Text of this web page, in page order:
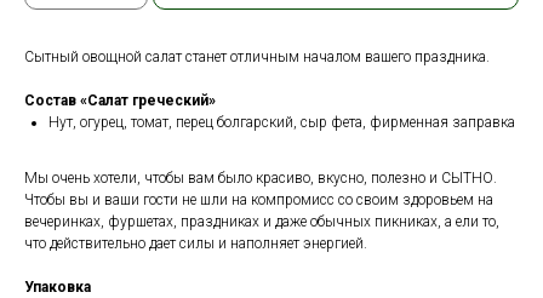
Сытный овощной салат станет отличным началом вашего праздника.
Состав «Салат греческий»
Нут, огурец, томат, перец болгарский, сыр фета, фирменная заправка
Мы очень хотели, чтобы вам было красиво, вкусно, полезно и СЫТНО.
Чтобы вы и ваши гости не шли на компромисс со своим здоровьем на
вечеринках, фуршетах, праздниках и даже обычных пикниках, а ели то,
что действительно дает силы и наполняет энергией.
Упаковка